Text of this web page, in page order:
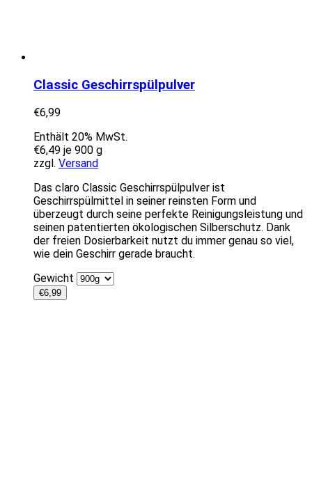
Classic Geschirrspülpulver
€6,99
Enthält 20% MwSt.
€6,49 je 900 g
zzgl. Versand
Das claro Classic Geschirrspülpulver ist
Geschirrspülmittel in seiner reinsten Form und
überzeugt durch seine perfekte Reinigungsleistung und
seinen patentierten ökologischen Silberschutz. Dank
der freien Dosierbarkeit nutzt du immer genau so viel,
wie dein Geschirr gerade braucht.
Gewicht
€6,99